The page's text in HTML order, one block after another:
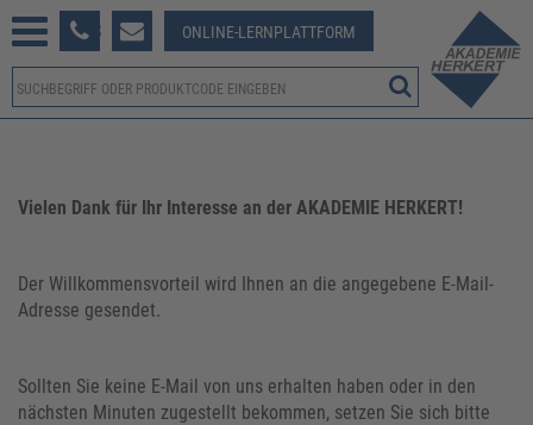
381-123 ONLINE-LERNPLATTFORM
Vielen Dank für Ihr Interesse an der AKADEMIE HERKERT!
Der Willkommensvorteil wird Ihnen an die angegebene E-Mail-
Adresse gesendet.
Sollten Sie keine E-Mail von uns erhalten haben oder in den
nächsten Minuten zugestellt bekommen, setzen Sie sich bitte